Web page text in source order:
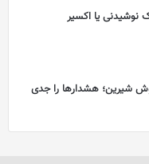
نوشیدنی یا اکسیر
شیرین؛ هشدارها را جدی